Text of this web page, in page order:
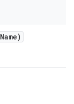
Name)